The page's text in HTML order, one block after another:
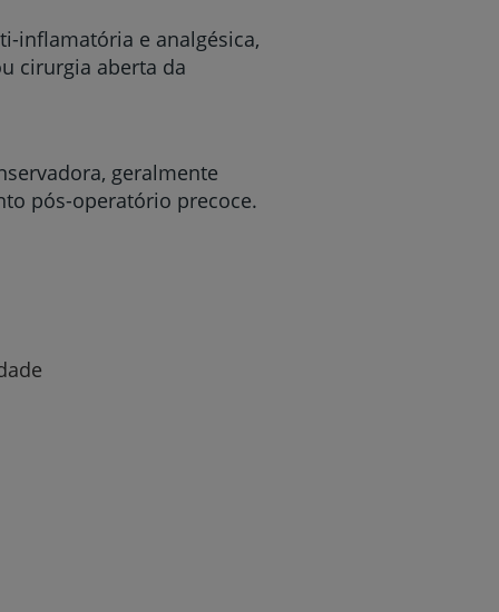
inflamatória e analgésica,
cirurgia aberta da
geralmente
pós-operatório precoce.